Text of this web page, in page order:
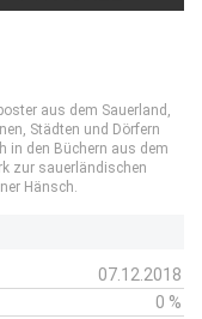
aus dem Sauerland,
Städten und Dörfern
in den Büchern aus dem
zur sauerländischen
Hänsch.
07.12.2018
0 %